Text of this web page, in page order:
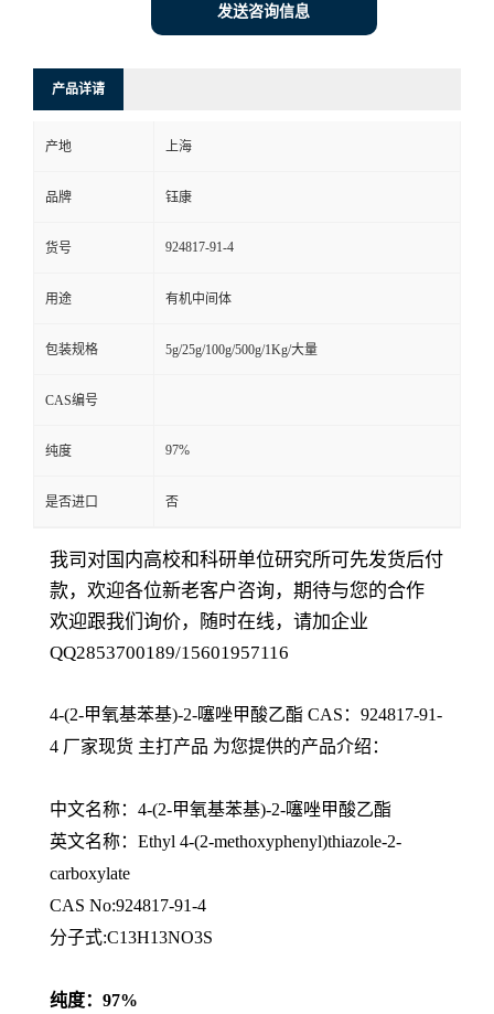
发送咨询信息
产品详请
产地 上海
品牌 钰康
货号 924817-91-4
用途 有机中间体
包装规格 5g/25g/100g/500g/1Kg/大量
CAS编号
纯度 97%
是否进口 否
我司对国内高校和科研单位研究所可先发货后付
款，欢迎各位新老客户咨询，期待与您的合作
欢迎跟我们询价，随时在线，请加企业
QQ2853700189/15601957116
4-(2-甲氧基苯基)-2-噻唑甲酸乙酯 CAS：924817-91-
4 厂家现货 主打产品 为您提供的产品介绍 ：
中文名称： 4-(2-甲氧基苯基)-2-噻唑甲酸乙酯
英文名称： Ethyl 4-(2-methoxyphenyl)thiazole-2-
carboxylate
CAS No:924817-91-4
分子式:C13H13NO3S
纯度：97%